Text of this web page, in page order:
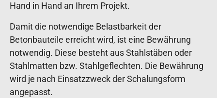
Hand in Hand an Ihrem Projekt.
Damit die notwendige Belastbarkeit der
Betonbauteile erreicht wird, ist eine Bewährung
notwendig. Diese besteht aus Stahlstäben oder
Stahlmatten bzw. Stahlgeflechten. Die Bewährung
wird je nach Einsatzzweck der Schalungsform
angepasst.